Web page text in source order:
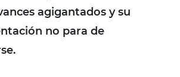
agigantados y su
no para de